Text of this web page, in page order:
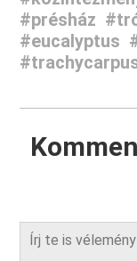
#présház
#eucalyptus